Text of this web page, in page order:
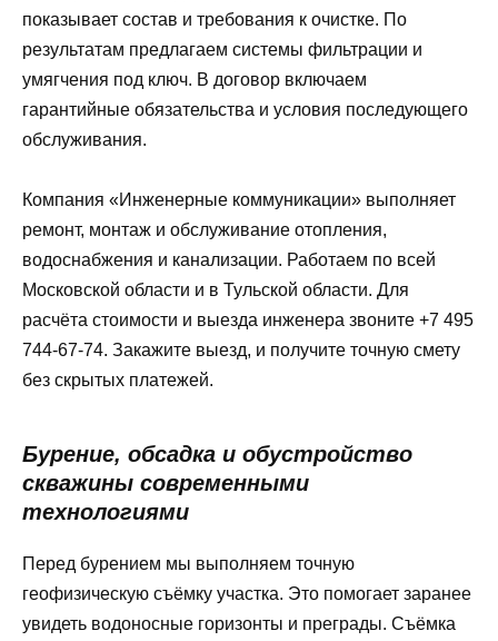
показывает состав и требования к очистке. По
результатам предлагаем системы фильтрации и
умягчения под ключ. В договор включаем
гарантийные обязательства и условия последующего
обслуживания.
Компания «Инженерные коммуникации» выполняет
ремонт, монтаж и обслуживание отопления,
водоснабжения и канализации. Работаем по всей
Московской области и в Тульской области. Для
расчёта стоимости и выезда инженера звоните +7 495
744-67-74. Закажите выезд, и получите точную смету
без скрытых платежей.
Бурение, обсадка и обустройство
скважины современными
технологиями
Перед бурением мы выполняем точную
геофизическую съёмку участка. Это помогает заранее
увидеть водоносные горизонты и преграды. Съёмка